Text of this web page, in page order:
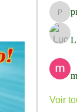
Voir